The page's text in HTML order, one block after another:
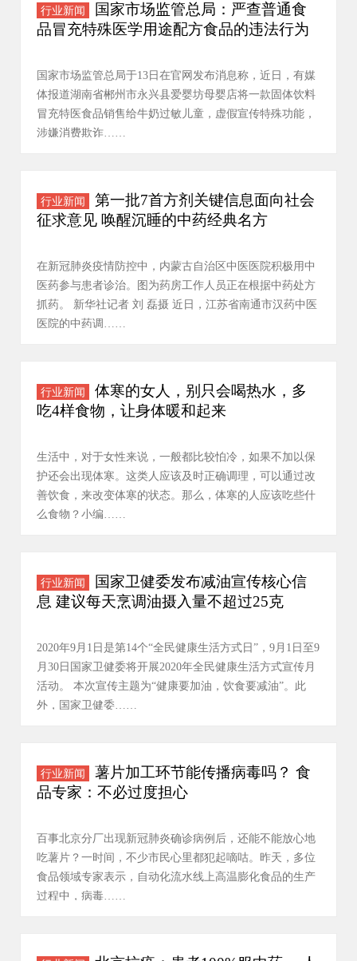
行业新闻
国家市场监管总局：严查普通食
品冒充特殊医学用途配方食品的违法行为
国家市场监管总局于13日在官网发布消息称，近日，有媒
体报道湖南省郴州市永兴县爱婴坊母婴店将一款固体饮料
冒充特医食品销售给牛奶过敏儿童，虚假宣传特殊功能，
涉嫌消费欺诈……
行业新闻
第一批7首方剂关键信息面向社会
征求意见 唤醒沉睡的中药经典名方
在新冠肺炎疫情防控中，内蒙古自治区中医医院积极用中
医药参与患者诊治。图为药房工作人员正在根据中药处方
抓药。 新华社记者 刘 磊摄 近日，江苏省南通市汉药中医
医院的中药调……
行业新闻
体寒的女人，别只会喝热水，多
吃4样食物，让身体暖和起来
生活中，对于女性来说，一般都比较怕冷，如果不加以保
护还会出现体寒。这类人应该及时正确调理，可以通过改
善饮食，来改变体寒的状态。那么，体寒的人应该吃些什
么食物？小编……
行业新闻
国家卫健委发布减油宣传核心信
息 建议每天烹调油摄入量不超过25克
2020年9月1日是第14个“全民健康生活方式日”，9月1日至9
月30日国家卫健委将开展2020年全民健康生活方式宣传月
活动。 本次宣传主题为“健康要加油，饮食要减油”。此
外，国家卫健委……
行业新闻
薯片加工环节能传播病毒吗？ 食
品专家：不必过度担心
百事北京分厂出现新冠肺炎确诊病例后，还能不能放心地
吃薯片？一时间，不少市民心里都犯起嘀咕。昨天，多位
食品领域专家表示，自动化流水线上高温膨化食品的生产
过程中，病毒……